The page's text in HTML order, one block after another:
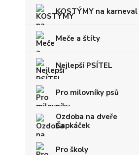
KOSTÝMY na karneval
Meče a štíty
Nejlepší PSÍTEL
Pro milovníky psů
Ozdoba na dveře
Čapkáček
Pro školy